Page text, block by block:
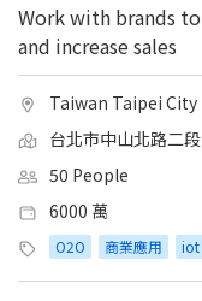
Work with brands
and increase sales
Taiwan Taipei City
台北市中山北路二
50 People
6000 萬
O2O 商業應用 iot